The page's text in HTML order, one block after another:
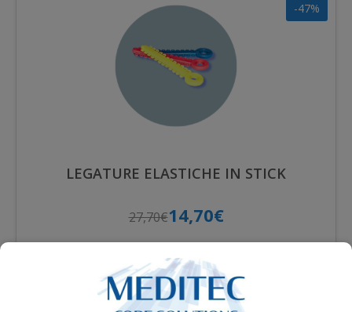
-47%
LEGATURE ELASTICHE IN STICK
27,70€14,70€
SELEZIONA